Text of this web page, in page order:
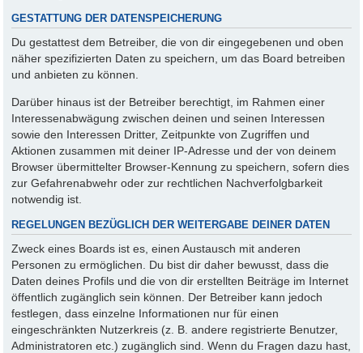
GESTATTUNG DER DATENSPEICHERUNG
Du gestattest dem Betreiber, die von dir eingegebenen und oben
näher spezifizierten Daten zu speichern, um das Board betreiben
und anbieten zu können.
Darüber hinaus ist der Betreiber berechtigt, im Rahmen einer
Interessenabwägung zwischen deinen und seinen Interessen
sowie den Interessen Dritter, Zeitpunkte von Zugriffen und
Aktionen zusammen mit deiner IP-Adresse und der von deinem
Browser übermittelter Browser-Kennung zu speichern, sofern dies
zur Gefahrenabwehr oder zur rechtlichen Nachverfolgbarkeit
notwendig ist.
REGELUNGEN BEZÜGLICH DER WEITERGABE DEINER DATEN
Zweck eines Boards ist es, einen Austausch mit anderen
Personen zu ermöglichen. Du bist dir daher bewusst, dass die
Daten deines Profils und die von dir erstellten Beiträge im Internet
öffentlich zugänglich sein können. Der Betreiber kann jedoch
festlegen, dass einzelne Informationen nur für einen
eingeschränkten Nutzerkreis (z. B. andere registrierte Benutzer,
Administratoren etc.) zugänglich sind. Wenn du Fragen dazu hast,